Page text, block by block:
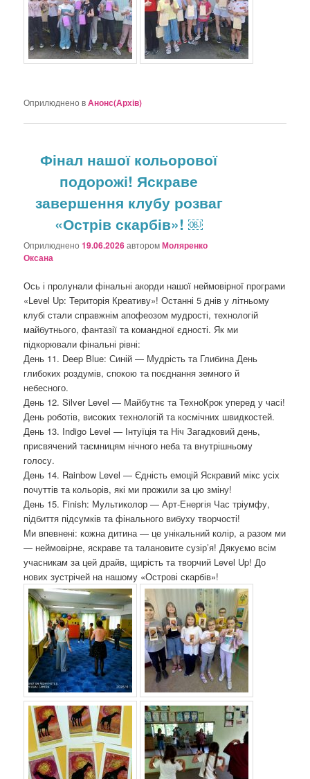
Оприлюднено вАнонс(Архів)
Фінал нашої кольорової
подорожі! Яскраве
завершення клубу розваг
«Острів скарбів»! ￼
Оприлюднено19.06.2026авторомМоляренко
Оксана
Ось і пролунали фінальні акорди нашої неймовірної програми
«Level Up: Територія Креативу»! Останні 5 днів у літньому
клубі стали справжнім апофеозом мудрості, технологій
майбутнього, фантазії та командної єдності. Як ми
підкорювали фінальні рівні:
День 11. Deep Blue: Синій — Мудрість та Глибина День
глибоких роздумів, спокою та поєднання земного й
небесного.
День 12. Silver Level — Майбутнє та ТехноКрок уперед у часі!
День роботів, високих технологій та космічних швидкостей.
День 13. Indigo Level — Інтуїція та Ніч Загадковий день,
присвячений таємницям нічного неба та внутрішньому
голосу.
День 14. Rainbow Level — Єдність емоцій Яскравий мікс усіх
почуттів та кольорів, які ми прожили за цю зміну!
День 15. Finish: Мультиколор — Арт-Енергія Час тріумфу,
підбиття підсумків та фінального вибуху творчості!
Ми впевнені: кожна дитина — це унікальний колір, а разом ми
— неймовірне, яскраве та талановите сузір’я! Дякуємо всім
учасникам за цей драйв, щирість та творчий Level Up! До
нових зустрічей на нашому «Острові скарбів»!